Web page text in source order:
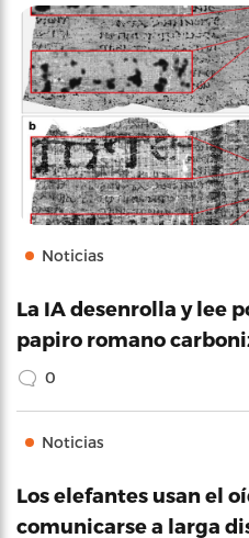
Noticias
La IA desenrolla y lee
papiro romano
0
Noticias
Los elefantes usan el
comunicarse a larga